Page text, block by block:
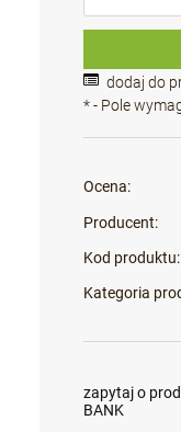
dodaj do
*- Pole
Ocena:
Producent:
Kod produktu:
Kategoria
zapytaj o
BANK